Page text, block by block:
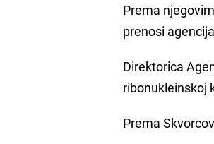
Prema
prenosi
Direktorica
ribonukleinskoj
Prema